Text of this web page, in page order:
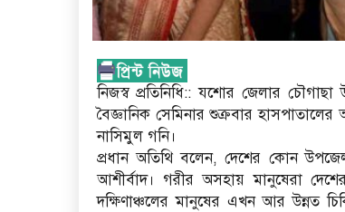
নিজস্ব প্রতিনিধি:: যশোর জেলার
বৈজ্ঞানিক সেমিনার শুক্রবার হাসপাতালের
নাসিমুল গনি।
প্রধান অতিথি বলেন, দেশের কোন
আশীর্বাদ। গরীর অসহায় মানুষেরা
দক্ষিণাঞ্চলের মানুষের এখন আর উন্নত